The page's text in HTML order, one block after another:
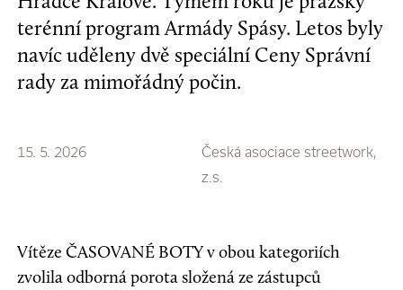
terénní program Armády Spásy. Letos byly
navíc uděleny dvě speciální Ceny Správní
rady za mimořádný počin.
15. 5. 2026
Česká asociace streetwork,
z.s.
Vítěze ČASOVANÉ BOTY v obou kategoriích
zvolila odborná porota složená ze zástupců